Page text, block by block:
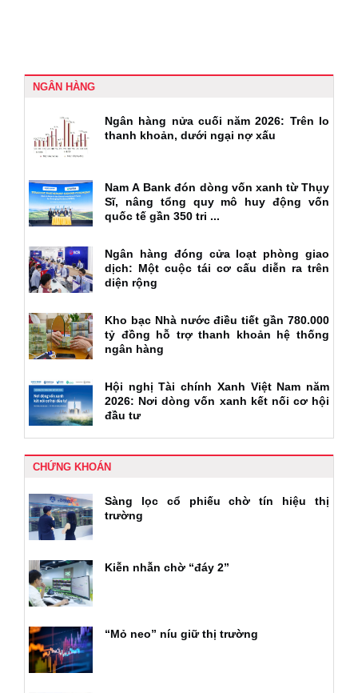
NGÂN HÀNG
Ngân hàng nửa cuối năm 2026: Trên lo
thanh khoản, dưới ngại nợ xấu
Nam A Bank đón dòng vốn xanh từ Thụy
Sĩ, nâng tổng quy mô huy động vốn
quốc tế gần 350 tri ...
Ngân hàng đóng cửa loạt phòng giao
dịch: Một cuộc tái cơ cấu diễn ra trên
diện rộng
Kho bạc Nhà nước điều tiết gần 780.000
tỷ đồng hỗ trợ thanh khoản hệ thống
ngân hàng
Hội nghị Tài chính Xanh Việt Nam năm
2026: Nơi dòng vốn xanh kết nối cơ hội
đầu tư
CHỨNG KHOÁN
Sàng lọc cổ phiếu chờ tín hiệu thị
trường
Kiễn nhẫn chờ “đáy 2”
“Mỏ neo” níu giữ thị trường